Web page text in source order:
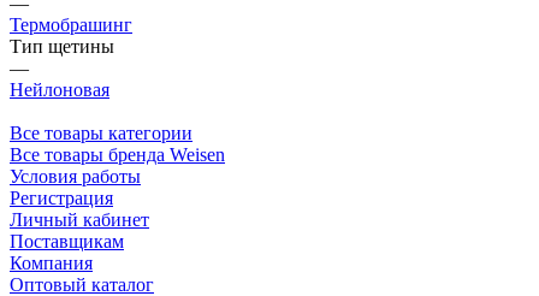
Термобрашинг
Тип щетины
—
Нейлоновая
Все товары категории
Все товары бренда Weisen
Условия работы
Регистрация
Личный кабинет
Поставщикам
Компания
Оптовый каталог